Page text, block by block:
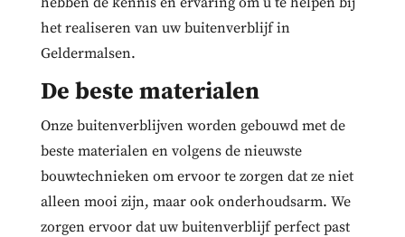
het realiseren van uw buitenverblijf in
Geldermalsen.
De beste materialen
Onze buitenverblijven worden gebouwd met de
beste materialen en volgens de nieuwste
bouwtechnieken om ervoor te zorgen dat ze niet
alleen mooi zijn, maar ook onderhoudsarm. We
zorgen ervoor dat uw buitenverblijf perfect past